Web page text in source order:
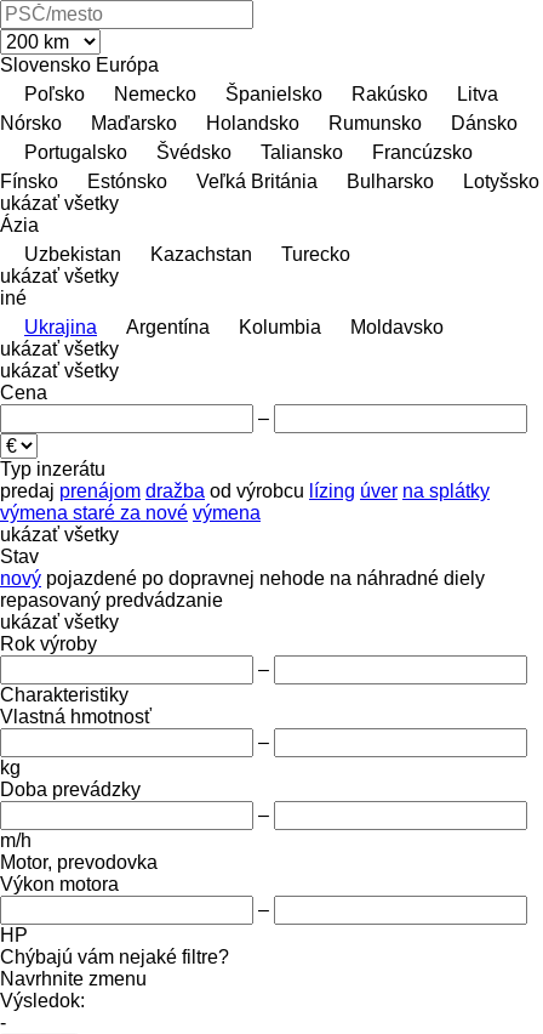
Slovensko Európa
Poľsko
Nemecko Španielsko Rakúsko
Litva
Nórsko
Maďarsko Holandsko Rumunsko
Dánsko
Portugalsko
Švédsko Taliansko
Francúzsko
Fínsko
Estónsko Veľká Británia Bulharsko
Lotyšsko
ukázať všetky
Ázia
Uzbekistan
Kazachstan
Turecko
ukázať všetky
iné
Ukrajina
Argentína Kolumbia
Moldavsko
ukázať všetky
ukázať všetky
Cena
–
Typ inzerátu
predaj prenájom dražba od výrobcu lízing úver na splátky
výmena staré za nové výmena
ukázať všetky
Stav
nový pojazdené po dopravnej nehode na náhradné diely
repasovaný predvádzanie
ukázať všetky
Rok výroby
–
Charakteristiky
Vlastná hmotnosť
–
kg
Doba prevádzky
–
m/h
Motor, prevodovka
Výkon motora
–
HP
Chýbajú vám nejaké filtre?
Navrhnite zmenu
Výsledok:
-